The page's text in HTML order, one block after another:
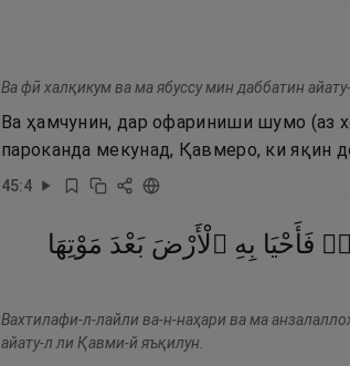
Ва фӣ халқикум ва ма ябуссу мин даббатин
Ва ҳамчунин, дар офариниши шумо (аз
пароканда мекунад, Қавмеро, ки яқин
45:4
فَأَحْيَا بِهِ ٱلْأَرْضَ بَعْدَ مَوْتِهَا
Вахтилафи-л-лайли ва-н-наҳари ва ма
айату-л ли Қавми-й яъқилун.